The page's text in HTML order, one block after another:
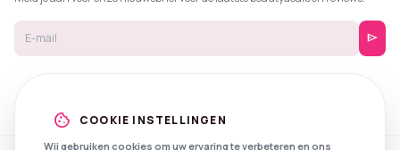
send
cookie COOKIE INSTELLINGEN
Wij gebruiken cookies om uw ervaring te verbeteren en ons